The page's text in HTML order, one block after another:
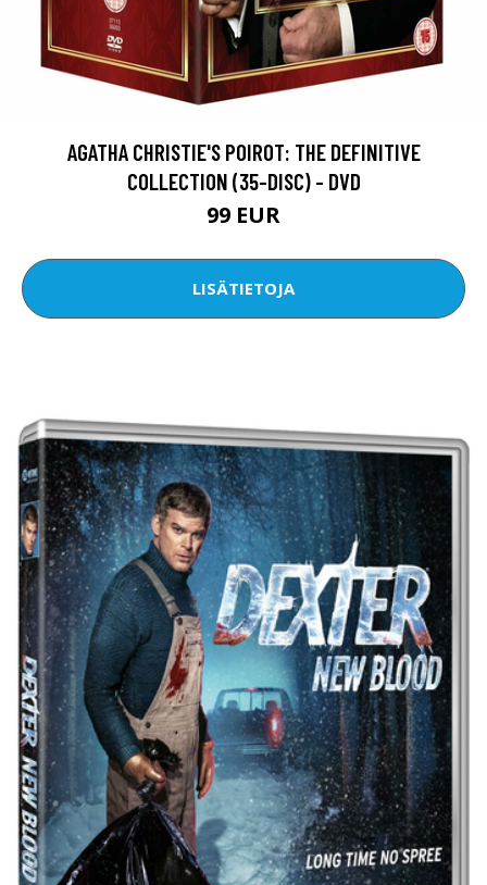
AGATHA CHRISTIE'S POIROT: THE DEFINITIVE
COLLECTION (35-DISC) - DVD
99 EUR
LISÄTIETOJA